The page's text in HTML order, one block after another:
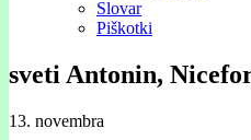
Slovar
Piškotki
sveti Antonin,
13. novembra